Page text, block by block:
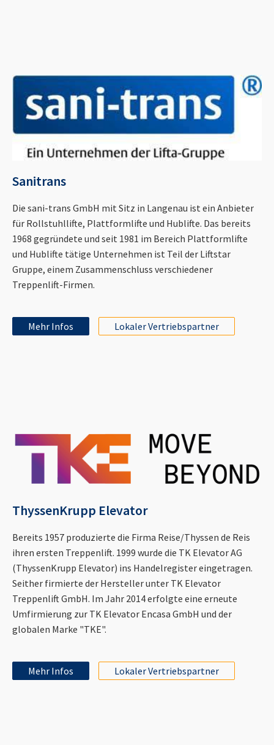
Sanitrans
Die sani-trans GmbH mit Sitz in Langenau ist ein Anbieter
für Rollstuhllifte, Plattformlifte und Hublifte. Das bereits
1968 gegründete und seit 1981 im Bereich Plattformlifte
und Hublifte tätige Unternehmen ist Teil der Liftstar
Gruppe, einem Zusammenschluss verschiedener
Treppenlift-Firmen.
Mehr Infos Lokaler Vertriebspartner
ThyssenKrupp Elevator
Bereits 1957 produzierte die Firma Reise/Thyssen de Reis
ihren ersten Treppenlift. 1999 wurde die TK Elevator AG
(ThyssenKrupp Elevator) ins Handelregister eingetragen.
Seither firmierte der Hersteller unter TK Elevator
Treppenlift GmbH. Im Jahr 2014 erfolgte eine erneute
Umfirmierung zur TK Elevator Encasa GmbH und der
globalen Marke "TKE".
Mehr Infos Lokaler Vertriebspartner